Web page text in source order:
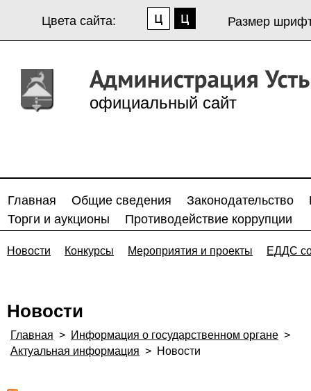
Цвета сайта: Размер
официальный сайт
Главная Общие сведения Законодательство
Торги и аукционы
Противодействие коррупции
Новости Конкурсы Мероприятия и проекты ЕДДС
Новости
Главная > Информация о государственном органе >
Актуальная информация > Новости